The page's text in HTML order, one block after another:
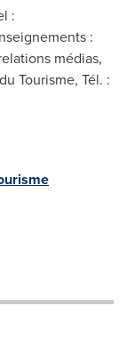
:
:
médias,
Tourisme, Tél. :